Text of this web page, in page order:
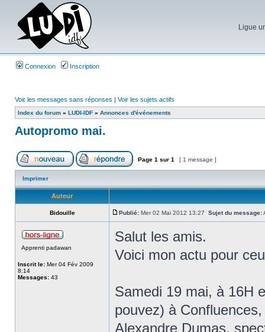
Ligue
Connexion Inscription
Voir les messages sans réponses | Voir les sujets actifs
Index du forum » LUDI-IDF » Annonces d'événements
Autopromo mai.
Page 1 sur 1 [ 1 message ]
Imprimer
Auteur
Bidouille Publié: Mer 02 Mai 2012 13:27 Sujet du message:
Apprenti padawan
Inscrit le: Mer 04 Fév 2009
8:14
Messages: 43
Salut les amis.
Voici mon actu pour
Samedi 19 mai, à 16H
pouvez) à
Alexandre Dumas,